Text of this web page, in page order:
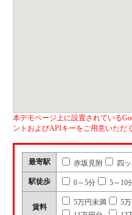
本デモページ上に設置されている
ントおよびAPIキーをご用意いただ
最寄駅 赤坂見附 四
駅徒歩 0～5分 5～10
賃料
5万円未満
5